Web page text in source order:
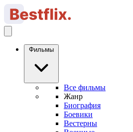
Фильмы
Все фильмы
Жанр
Биография
Боевики
Вестерны